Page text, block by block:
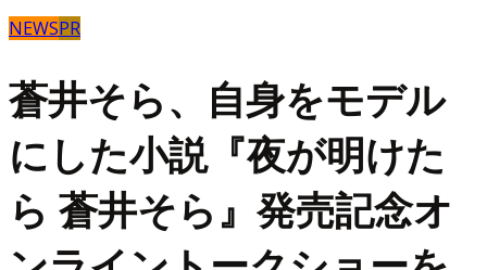
NEWSPR
蒼井そら、自身をモデル
にした小説『夜が明けた
ら 蒼井そら』発売記念オ